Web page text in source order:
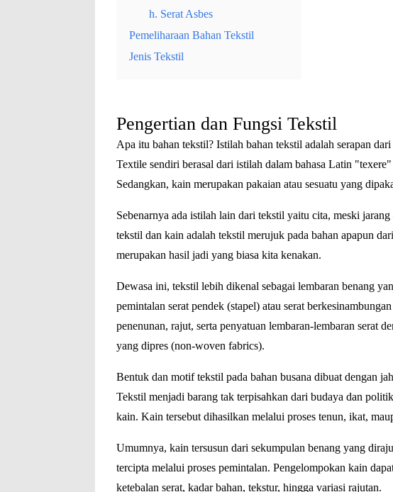
h. Serat Asbes
Pemeliharaan Bahan Tekstil
Jenis Tekstil
Pengertian dan Fungsi Tekstil
Apa itu bahan tekstil? Istilah bahan tekstil adalah serapan
Textile sendiri berasal dari istilah dalam bahasa Latin
Sedangkan, kain merupakan pakaian atau sesuatu yang
Sebenarnya ada istilah lain dari tekstil yaitu cita, meski
tekstil dan kain adalah tekstil merujuk pada bahan apapun
merupakan hasil jadi yang biasa kita kenakan.
Dewasa ini, tekstil lebih dikenal sebagai lembaran benang
pemintalan serat pendek (stapel) atau serat
penenunan, rajut, serta penyatuan lembaran-lembaran serat
yang dipres (non-woven fabrics).
Bentuk dan motif tekstil pada bahan busana dibuat dengan
Tekstil menjadi barang tak terpisahkan dari budaya dan
kain. Kain tersebut dihasilkan melalui proses tenun, ikat,
Umumnya, kain tersusun dari sekumpulan benang yang
tercipta melalui proses pemintalan. Pengelompokan kain
ketebalan serat, kadar bahan, tekstur, hingga variasi rajutan.